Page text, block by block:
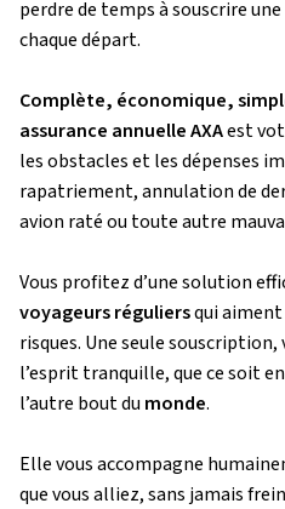
perdre de temps à souscrire
chaque départ.
Complète, économique,
assurance annuelle AXAest
les obstacles et les dépenses
rapatriement, annulation de
avion raté ou toute autre
Vous profitez d’une solution
voyageurs réguliersqui
risques. Une seule
l’esprit tranquille, que ce soit en
l’autre bout du monde.
Elle vous accompagne
que vous alliez, sans jamais